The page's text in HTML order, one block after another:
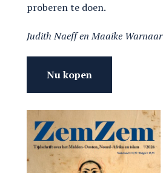
proberen te doen.
Judith Naeff en Maaike Warnaar